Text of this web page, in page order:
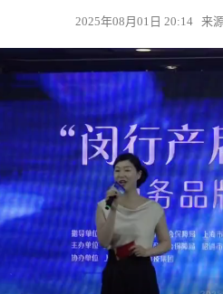
2025年08月01日 20:14 来